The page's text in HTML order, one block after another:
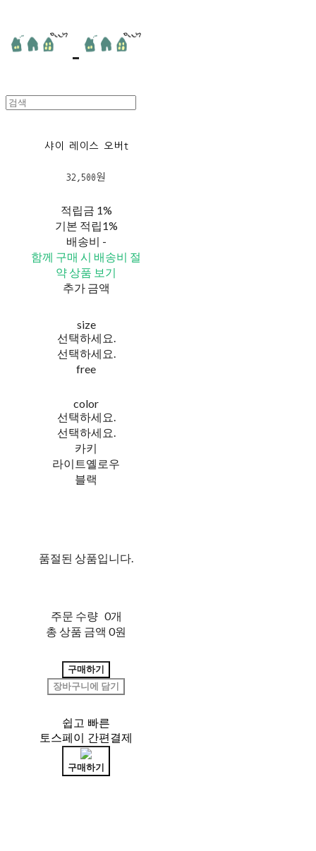
샤이 레이스 오버t
32,500원
적립금 1%
기본 적립1%
배송비 -
함께 구매 시 배송비 절
약 상품 보기
추가 금액
size
선택하세요.
선택하세요.
free
color
선택하세요.
선택하세요.
카키
라이트옐로우
블랙
품절된 상품입니다.
주문 수량 0개
총 상품 금액 0원
구매하기
장바구니에 담기
쉽고 빠른
토스페이 간편결제
구매하기